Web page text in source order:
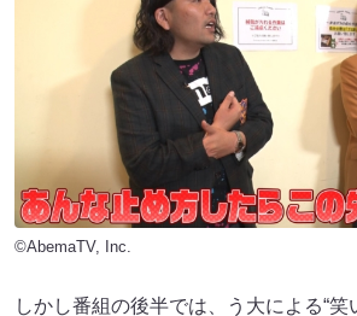
©AbemaTV, Inc.
しかし番組の後半では、う大による“笑